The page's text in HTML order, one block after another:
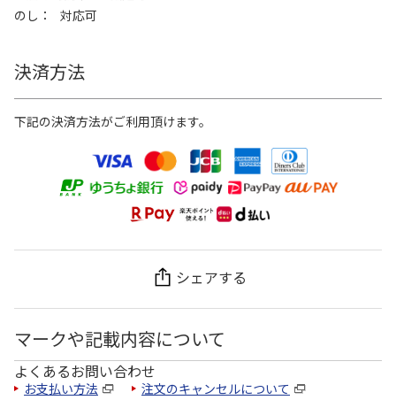
のし
対応可
決済方法
下記の決済方法がご利用頂けます。
シェアする
マークや記載内容について
よくあるお問い合わせ
お支払い方法 注文のキャンセルについて